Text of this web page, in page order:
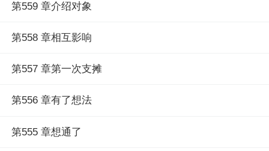
第559 章介绍对象
第558 章相互影响
第557 章第一次支摊
第556 章有了想法
第555 章想通了